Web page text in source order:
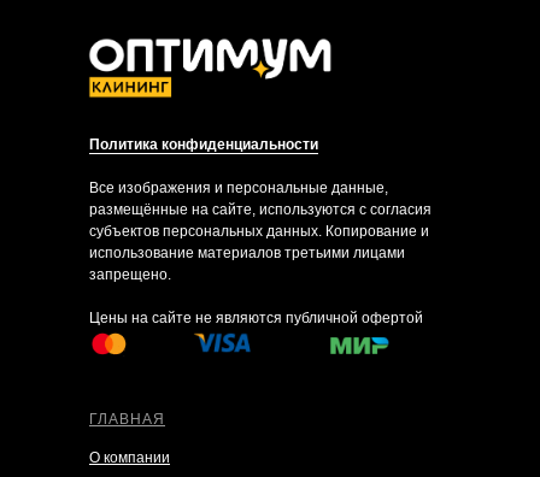
ГЛАВНАЯ
О компании
Политика конфиденциальности
Все изображения и персональные данные,
размещённые на сайте, используются с согласия
субъектов персональных данных. Копирование и
использование материалов третьими лицами
запрещено.
Цены на сайте не являются публичной офертой